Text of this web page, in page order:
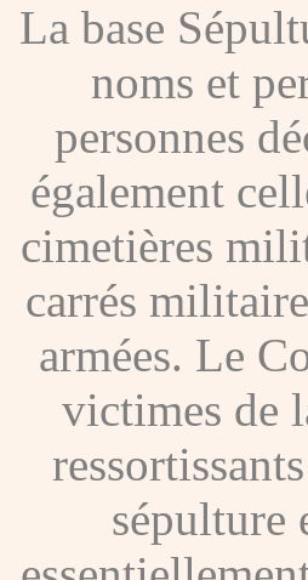
La base
noms et
personnes
également
cimetières
carrés
armées. Le
victimes de
sépulture